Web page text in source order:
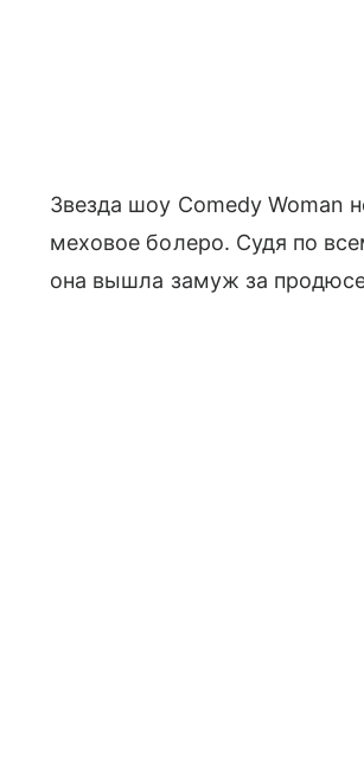
Звезда шоу Comedy Woman
меховое болеро. Судя по
она вышла замуж за